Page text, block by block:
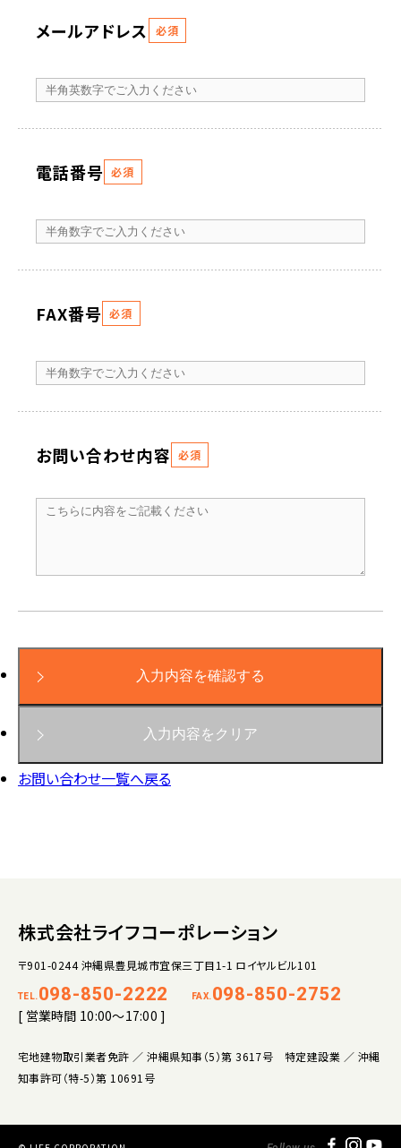
メールアドレス 必須
電話番号 必須
FAX番号 必須
お問い合わせ内容 必須
お問い合わせ一覧へ戻る
株式会社ライフコーポレーション
〒901-0244 沖縄県豊見城市宜保三丁目1-1 ロイヤルビル101
TEL. 098-850-2222 FAX. 098-850-2752
[ 営業時間 10:00～17:00 ]
宅地建物取引業者免許 ／ 沖縄県知事（5）第 3617号 特定建設業 ／ 沖縄
知事許可（特-5）第 10691号